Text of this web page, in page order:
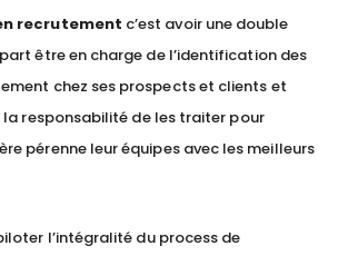
recrutement c’est avoir une double
être en charge de l’identification des
chez ses prospects et clients et
la responsabilité de les traiter pour
pérenne leur équipes avec les meilleurs
l’intégralité du process de